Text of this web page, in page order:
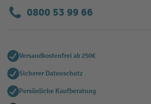
0800 53 99 66
Versandkostenfrei ab 250€
Sicherer Datenschutz
Persönliche Kaufberatung